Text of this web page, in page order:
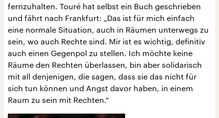
fernzuhalten. Touré hat selbst ein Buch geschrieben
und fährt nach Frankfurt: „Das ist für mich einfach
eine normale Situation, auch in Räumen unterwegs zu
sein, wo auch Rechte sind. Mir ist es wichtig, definitiv
auch einen Gegenpol zu stellen. Ich möchte keine
Räume den Rechten überlassen, bin aber solidarisch
mit all denjenigen, die sagen, dass sie das nicht für
sich tun können und Angst davor haben, in einem
Raum zu sein mit Rechten.“